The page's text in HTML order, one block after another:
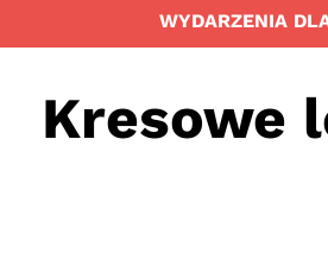
WYDARZENIA
Kresowe